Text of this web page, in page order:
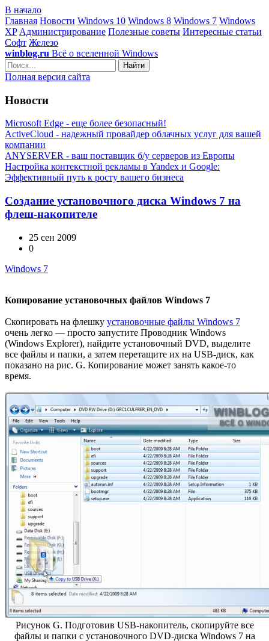
В начало
Главная Новости Windows 10 Windows 8 Windows 7 Windows
XP Администрирование Полезные советы Интересные статьи
Софт Железо
winblog.ru Всё о вселенной Windows
Найти
Полная версия сайта
Новости
Microsoft Edge - еще более безопасный!
ActiveCloud - надежный провайдер облачных услуг для вашей
компании
ANYSERVER - ваш поставщик б/у серверов из Европы
Настройка контекстной рекламы в Yandex и Google:
Эффективный путь к росту вашего бизнеса
Создание установочного диска Windows 7 на
флеш-накопителе
25 сен 2009
0
Windows 7
Копирование установочных файлов Windows 7
Скопировать на флешку установочные файлы Windows 7
очень легко — просто запустите Проводник Windows
(Windows Explorer), найдите установочный DVD, выделите
все файлы и папки, а затем перетащите их на USB-диск, как
показано на рис. G. Копирование может занять какое-то
время.
Рисунок G. Подготовив USB-накопитель, скопируйте все
файлы и папки с установочного DVD-диска Windows 7 на